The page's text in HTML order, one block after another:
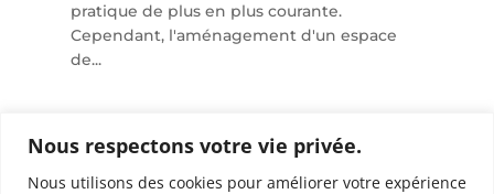
Nous respectons votre vie privée.
Nous utilisons des cookies pour améliorer votre expérience
pratique de plus en plus courante.
Cependant, l'aménagement d'un espace
de...